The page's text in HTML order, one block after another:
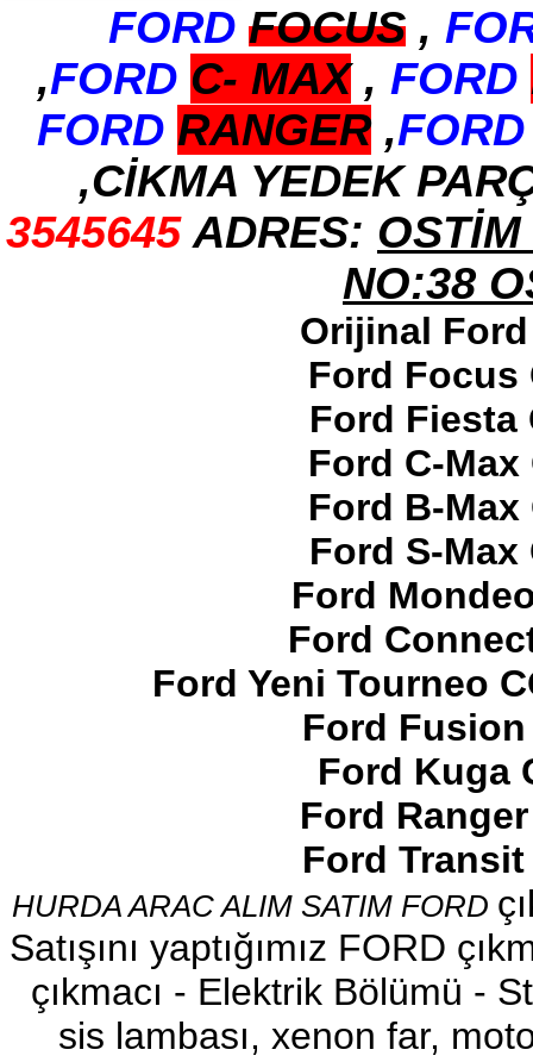
2017-2018 ford ranger arka
tampon
Ürün Kodu : 2017-2018 ford ranger
dirksiyon simidi
2017-2018 ford ranger
dirksiyon simidi
SOL ÖN KAPI DÖŞEMSİ
Ürün Kodu : 2017-2018 ford ranger şavft
Ürün Kodu : 2017-2018 ford ranger sol
ayna
FORD FOCUS,
,FORD C- MAX, FORD
FORD RANGER,FORD
,CİKMA YEDEK
3545645 ADRES:
NO:38
Orijinal Ford
Ford Focus
Ford Fiesta
Ford C-Max
Ford B-Max
Ford S-Max
Ford
Ford
Ford Yeni Tourneo
Ford Fusion
Ford Kuga
Ford
Ford Transit
HURDA ARAC ALIM SATIM FORD
Satışını yaptığımız FORD
çıkmacı - Elektrik Bölümü -
sis lambası, xenon far,